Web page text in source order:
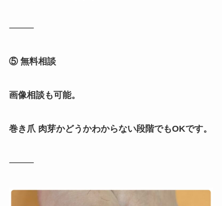
⸻
⑤ 無料相談
画像相談も可能。
巻き爪 肉芽かどうかわからない段階でもOKです。
⸻